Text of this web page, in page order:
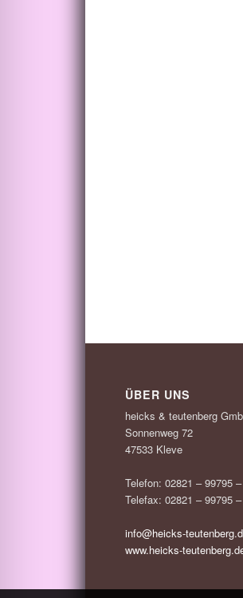
ÜBER UNS
heicks & teutenberg
Sonnenweg 72
47533 Kleve
Telefon: 02821 – 99795
Telefax: 02821 – 99795
info@heicks-
www.heicks-